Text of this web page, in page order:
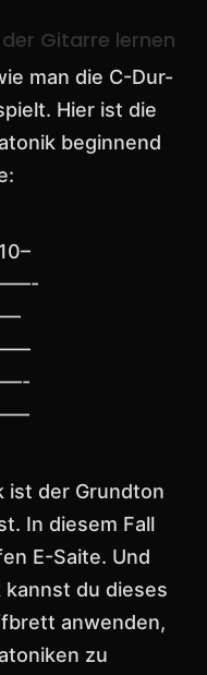
Gitarre lernen
man die C-Dur-
Hier ist die
beginnend
ist der Grundton
In diesem Fall
E-Saite. Und
du dieses
anwenden,
zu